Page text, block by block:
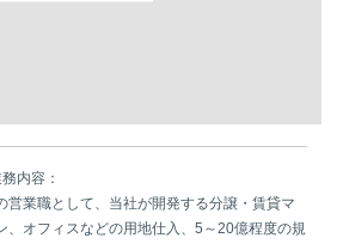
内容：
営業職として、当社が開発する分譲・賃貸マ
、オフィスなどの用地仕入、5～20億程度の規